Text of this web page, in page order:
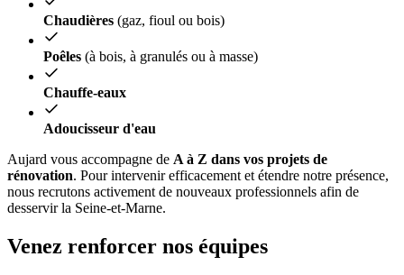
Chaudières (gaz, fioul ou bois)
Poêles (à bois, à granulés ou à masse)
Chauffe-eaux
Adoucisseur d'eau
Aujard vous accompagne de A à Z dans vos projets de
rénovation. Pour intervenir efficacement et étendre notre présence,
nous recrutons activement de nouveaux professionnels afin de
desservir la Seine-et-Marne.
Venez renforcer nos équipes